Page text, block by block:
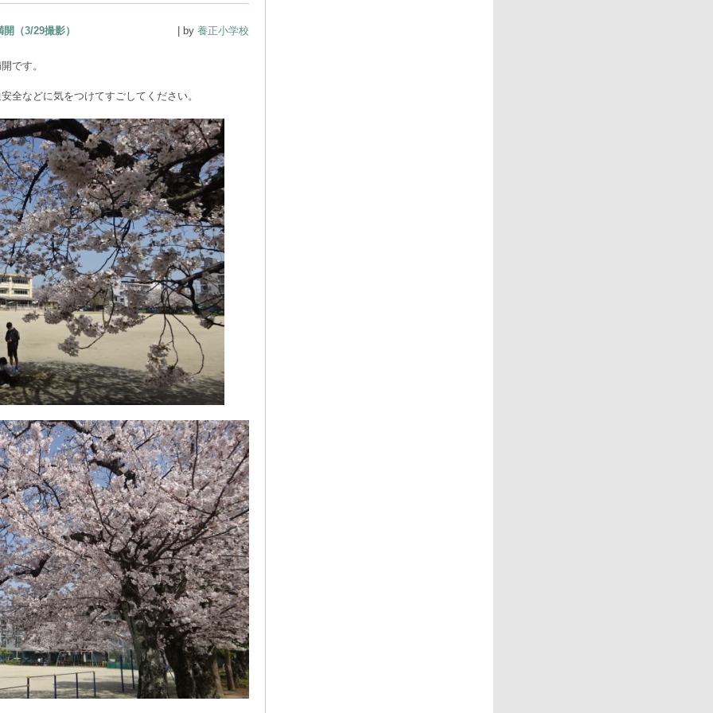
（3/29撮影） | by 養正小学校
です。
全などに気をつけてすごしてください。